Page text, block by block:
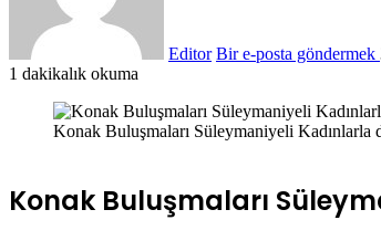
Editor Bir e-posta göndermek
1 dakikalık okuma
Konak Buluşmaları Süleymaniyeli Kadınlarla
Konak Buluşmaları